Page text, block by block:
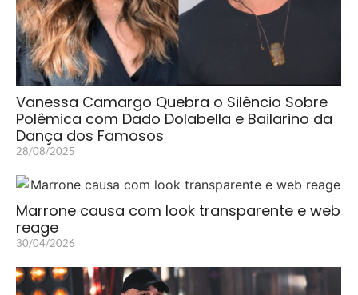
Vanessa Camargo Quebra o Silêncio Sobre
Polêmica com Dado Dolabella e Bailarino da
Dança dos Famosos
28/08/2025
Marrone causa com look transparente e web
reage
30/04/2026